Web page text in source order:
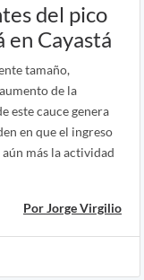
del pico
en Cayastá
tamaño,
de la
este cauce genera
en que el ingreso
más la actividad
Por Jorge Virgilio